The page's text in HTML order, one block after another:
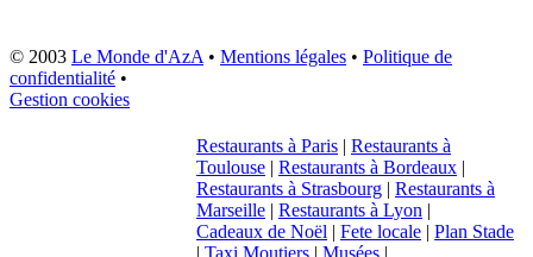
© 2003 Le Monde d'AzA• Mentions légales • Politique de
confidentialité •
Gestion cookies
Restaurants à Paris | Restaurants à
Toulouse | Restaurants à Bordeaux |
Restaurants à Strasbourg | Restaurants à
Marseille | Restaurants à Lyon |
Cadeaux de Noël | Fete locale | Plan Stade